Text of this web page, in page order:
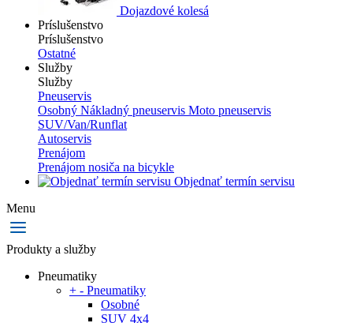
Dojazdové kolesá
Príslušenstvo
Príslušenstvo
Ostatné
Služby
Služby
Pneuservis
Osobný Nákladný pneuservis Moto pneuservis
SUV/Van/Runflat
Autoservis
Prenájom
Prenájom nosiča na bicykle
Objednať termín servisu
Menu
Produkty a služby
Pneumatiky
+ - Pneumatiky
Osobné
SUV 4x4